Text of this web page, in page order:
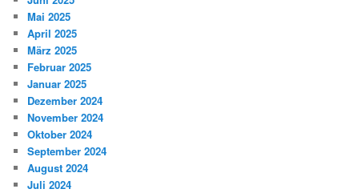
Mai 2025
April 2025
März 2025
Februar 2025
Januar 2025
Dezember 2024
November 2024
Oktober 2024
September 2024
August 2024
Juli 2024